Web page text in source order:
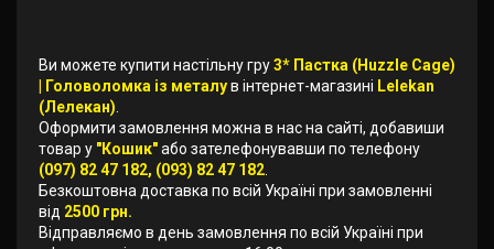
Ви можете купити настільну гру3* Пастка (Huzzle Cage)
| Головоломка із металув інтернет-магазині Lelekan
(Лелекан)
Оформити замовлення можна в нас на сайті, добавиши
товар у "Кошик"або зателефонувавши по телефону
(097) 82 47 182, (093) 82 47 182
Безкоштовна доставка по всій Україні при замовленні
від 2500 грн.
Відправляємо в день замовлення по всій Україні при